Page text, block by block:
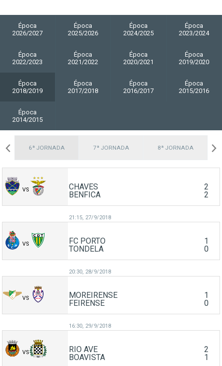
Época
2026/2027
Época
2025/2026
Época
2024/2025
Época
2023/2024
Época
2022/2023
Época
2021/2022
Época
2020/2021
Época
2019/2020
Época
2018/2019
Época
2017/2018
Época
2016/2017
Época
2015/2016
Época
2014/2015
6ª JORNADA 7ª JORNADA 8ª JORNADA
VS CHAVES
2
BENFICA
2
21:15, 27/9/2018
VS FC PORTO
1
TONDELA
0
20:30, 28/9/2018
VS MOREIRENSE
1
FEIRENSE
0
16:30, 29/9/2018
VS RIO AVE
2
BOAVISTA
1